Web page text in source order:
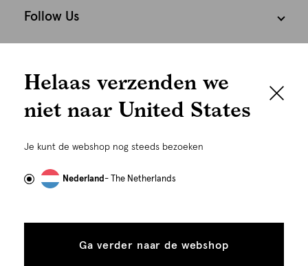
graag persoonlijk
gebruiken wij cookies en daarmee vergelijkbare
om advertenties te personaliseren...
tonen
toestaan
Follow Us
Nederland Nederlands
Helaas verzenden we
niet naar United States
Je kunt de webshop nog steeds bezoeken
Nederland- The Netherlands
Ga verder naar de webshop